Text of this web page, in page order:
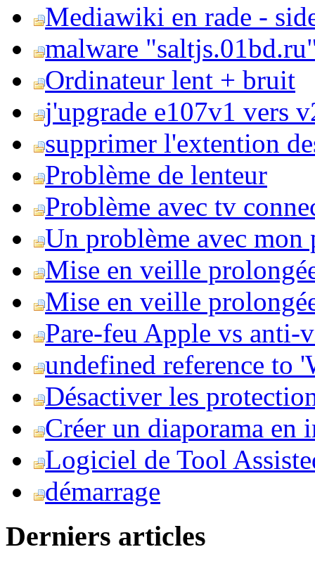
Mediawiki en rade -
malware
Ordinateur lent + bruit
j'upgrade e107v1 vers
supprimer l'extention
Problème de lenteur
Problème avec tv
Un problème avec mon
Mise en veille
Mise en veille
Pare-feu Apple vs anti-
undefined reference to
Désactiver les
Créer un diaporama en
Logiciel de Tool
démarrage
Derniers articles